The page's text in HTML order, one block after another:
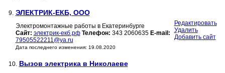
9. ЭЛЕКТРИК-ЕКБ, ООО
Электромонтажные работы в Екатеринбурге
Сайт: электрик-екб.рф Телефон: 343 2060635 E-mail:
79505522211@ya.ru
Дата последнего изменения: 19.08.2020
Редактировать
Удалить
Добавить сайт
10. Вызов электрика в Николаеве